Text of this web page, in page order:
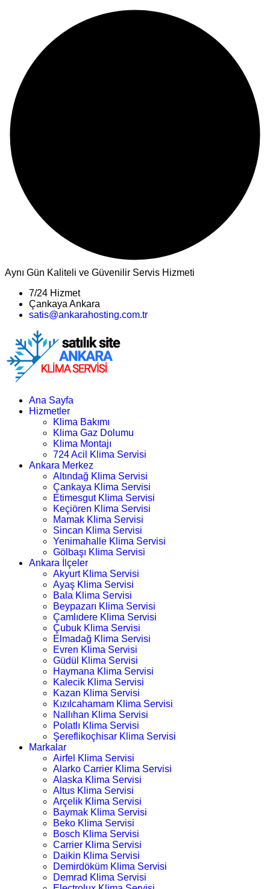
Aynı Gün Kaliteli ve Güvenilir Servis Hizmeti
7/24 Hizmet
Çankaya Ankara
satis@ankarahosting.com.tr
Ana Sayfa
Hizmetler
Klima Bakımı
Klima Gaz Dolumu
Klima Montajı
724 Acil Klima Servisi
Ankara Merkez
Altındağ Klima Servisi
Çankaya Klima Servisi
Etimesgut Klima Servisi
Keçiören Klima Servisi
Mamak Klima Servisi
Sincan Klima Servisi
Yenimahalle Klima Servisi
Gölbaşı Klima Servisi
Ankara İlçeler
Akyurt Klima Servisi
Ayaş Klima Servisi
Bala Klima Servisi
Beypazarı Klima Servisi
Çamlıdere Klima Servisi
Çubuk Klima Servisi
Elmadağ Klima Servisi
Evren Klima Servisi
Güdül Klima Servisi
Haymana Klima Servisi
Kalecik Klima Servisi
Kazan Klima Servisi
Kızılcahamam Klima Servisi
Nallıhan Klima Servisi
Polatlı Klima Servisi
Şereflikoçhisar Klima Servisi
Markalar
Airfel Klima Servisi
Alarko Carrier Klima Servisi
Alaska Klima Servisi
Altus Klima Servisi
Arçelik Klima Servisi
Baymak Klima Servisi
Beko Klima Servisi
Bosch Klima Servisi
Carrier Klima Servisi
Daikin Klima Servisi
Demirdöküm Klima Servisi
Demrad Klima Servisi